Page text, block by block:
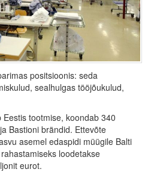
positsioonis: seda
sealhulgas tööjõukulud,
tootmise, koondab 340
Bastioni brändid. Ettevõte
asemel edaspidi müügile Balti
loodetakse
eurot.